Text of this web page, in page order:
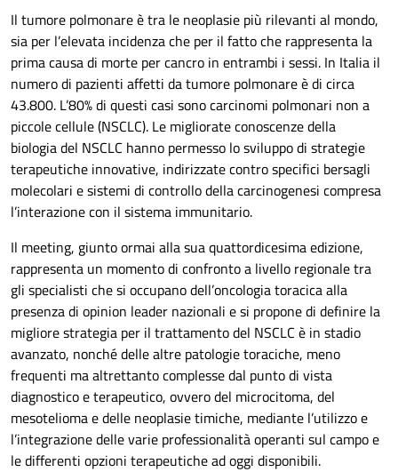
Il tumore polmonare è tra le neoplasie più rilevanti al mondo,
sia per l’elevata incidenza che per il fatto che rappresenta la
prima causa di morte per cancro in entrambi i sessi. In Italia il
numero di pazienti affetti da tumore polmonare è di circa
43.800. L’80% di questi casi sono carcinomi polmonari non a
piccole cellule (NSCLC). Le migliorate conoscenze della
biologia del NSCLC hanno permesso lo sviluppo di strategie
terapeutiche innovative, indirizzate contro specifici bersagli
molecolari e sistemi di controllo della carcinogenesi compresa
l’interazione con il sistema immunitario.
Il meeting, giunto ormai alla sua quattordicesima edizione,
rappresenta un momento di confronto a livello regionale tra
gli specialisti che si occupano dell’oncologia toracica alla
presenza di opinion leader nazionali e si propone di definire la
migliore strategia per il trattamento del NSCLC è in stadio
avanzato, nonché delle altre patologie toraciche, meno
frequenti ma altrettanto complesse dal punto di vista
diagnostico e terapeutico, ovvero del microcitoma, del
mesotelioma e delle neoplasie timiche, mediante l’utilizzo e
l’integrazione delle varie professionalità operanti sul campo e
le differenti opzioni terapeutiche ad oggi disponibili.